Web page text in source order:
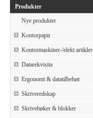
Produkter
Nye produkter
Kontorpapir
Kontormaskiner-/elekt.artikler
Datarekvisita
Ergonomi & datatilbehør
Skriveredskap
Skrivebøker & blokker